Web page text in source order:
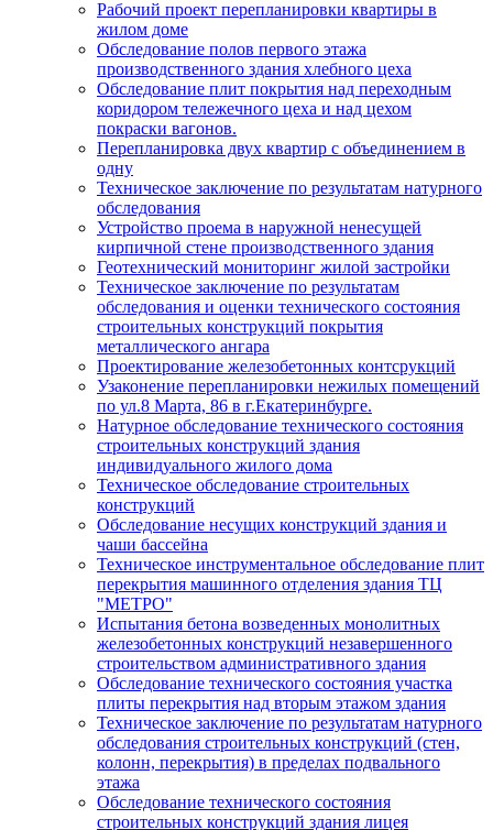
Рабочий проект перепланировки квартиры в
жилом доме
Обследование полов первого этажа
производственного здания хлебного цеха
Обследование плит покрытия над переходным
коридором тележечного цеха и над цехом
покраски вагонов.
Перепланировка двух квартир с объединением в
одну
Техническое заключение по результатам натурного
обследования
Устройство проема в наружной ненесущей
кирпичной стене производственного здания
Геотехнический мониторинг жилой застройки
Техническое заключение по результатам
обследования и оценки технического состояния
строительных конструкций покрытия
металлического ангара
Проектирование железобетонных контсрукций
Узаконение перепланировки нежилых помещений
по ул.8 Марта, 86 в г.Екатеринбурге.
Натурное обследование технического состояния
строительных конструкций здания
индивидуального жилого дома
Техническое обследование строительных
конструкций
Обследование несущих конструкций здания и
чаши бассейна
Техническое инструментальное обследование плит
перекрытия машинного отделения здания ТЦ
"МЕТРО"
Испытания бетона возведенных монолитных
железобетонных конструкций незавершенного
строительством административного здания
Обследование технического состояния участка
плиты перекрытия над вторым этажом здания
Техническое заключение по результатам натурного
обследования строительных конструкций (стен,
колонн, перекрытия) в пределах подвального
этажа
Обследование технического состояния
строительных конструкций здания лицея